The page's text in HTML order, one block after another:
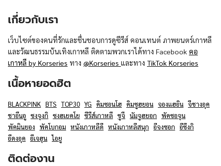
เกี่ยวกับเรา
เว็บไซต์ของคนที่รักและชื่นชอบการดูซีรีส์ คอนเทนต์ ภาพยนตร์เกาหลี
และวัฒนธรรมบันเทิงเกาหลี ติดตามพวกเราได้ทาง Facebook คอ
เกาหลี by Korseries ทาง @Korseries และทาง TikTok Korseries
เนื้อหายอดฮิต
BLACKPINK BTS TOP30 YG คิมซอนโฮ คิมซูฮยอน จองแฮอิน จีชางอุค
ชาอึนอู ซงจุงกิ ซงฮเยคโย ซีรีส์เกาหลี ซูจี นัมจูฮยอก พัคซอจุน
พัคมินยอง พัคโบกอม หนังเกาหลีดี หนังเกาหลีสนุก อีจงซอก อีซึงกิ
อีดงอุค อีเจฮุน ไอยู
ติดต่องาน